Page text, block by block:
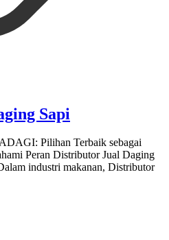
Sapi
Pilihan Terbaik sebagai
Peran Distributor Jual Daging
industri makanan, Distributor